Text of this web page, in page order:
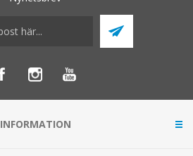
INFORMATION